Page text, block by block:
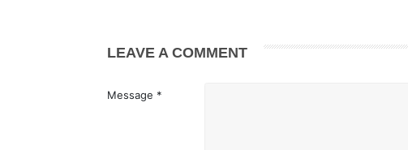
LEAVE A COMMENT
Message *